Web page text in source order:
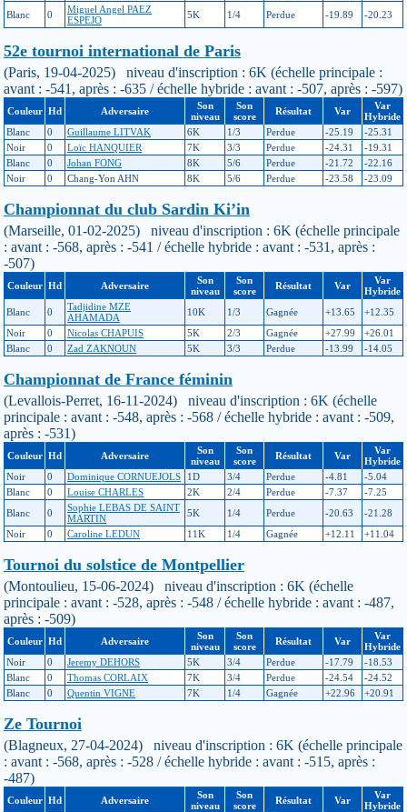
Blanc
0
Miguel Angel PAEZ
ESPEJO
5K 1/4 Perdue -19.89 -20.23
52e tournoi international de Paris
(Paris, 19-04-2025) niveau d'inscription : 6K (échelle principale :
avant : -541, après : -635 / échelle hybride : avant : -507, après : -597)
Couleur Hd Adversaire
Son
niveau
Son
score
Résultat Var
Var
Hybride
Blanc
0 Guillaume LITVAK 6K 1/3 Perdue -25.19
-25.31
Noir
0 Loïc HANQUIER 7K 3/3 Perdue -24.31
-19.31
Blanc
0 Johan FONG 8K 5/6 Perdue -21.72
-22.16
Noir
0 Chang-Yon AHN 8K 5/6 Perdue -23.58 -23.09
Championnat du club Sardin Ki’in
(Marseille, 01-02-2025) niveau d'inscription : 6K (échelle principale
: avant : -568, après : -541 / échelle hybride : avant : -531, après :
-507)
Couleur Hd Adversaire
Son
niveau
Son
score
Résultat Var
Var
Hybride
Blanc
0
Tadjidine MZE
AHAMADA
10K 1/3 Gagnée +13.65
+12.35
Noir
0 Nicolas CHAPUIS 5K 2/3 Gagnée +27.99
+26.01
Blanc
0 Zad ZAKNOUN 5K 3/3 Perdue -13.99 -14.05
Championnat de France féminin
(Levallois-Perret, 16-11-2024) niveau d'inscription : 6K (échelle
principale : avant : -548, après : -568 / échelle hybride : avant : -509,
après : -531)
Couleur Hd Adversaire
Son
niveau
Son
score
Résultat Var
Var
Hybride
Noir
0 Dominique CORNUEJOLS 1D 3/4 Perdue -4.81
-5.04
Blanc
0 Louise CHARLES 2K 2/4 Perdue -7.37
-7.25
Blanc
0
Sophie LEBAS DE SAINT
MARTIN
5K 1/4 Perdue -20.63
-21.28
Noir
0 Caroline LEDUN 11K 1/4 Gagnée +12.11 +11.04
Tournoi du solstice de Montpellier
(Montoulieu, 15-06-2024) niveau d'inscription : 6K (échelle
principale : avant : -528, après : -548 / échelle hybride : avant : -487,
après : -509)
Couleur Hd Adversaire
Son
niveau
Son
score
Résultat Var
Var
Hybride
Noir
0 Jeremy DEHORS 5K 3/4 Perdue -17.79
-18.53
Blanc
0 Thomas CORLAIX 7K 3/4 Perdue -24.54
-24.52
Blanc
0 Quentin VIGNE 7K 1/4 Gagnée +22.96 +20.91
Ze Tournoi
(Blagneux, 27-04-2024) niveau d'inscription : 6K (échelle principale
: avant : -568, après : -528 / échelle hybride : avant : -515, après :
-487)
Couleur Hd Adversaire
Son
niveau
Son
score
Résultat Var
Var
Hybride